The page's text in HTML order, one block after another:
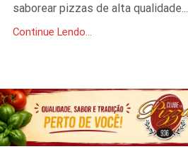
saborear pizzas de alta qualidade...
Continue Lendo...